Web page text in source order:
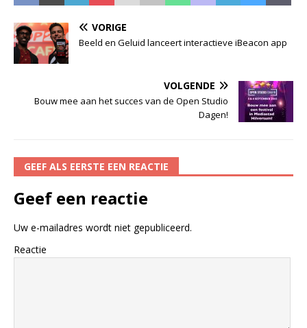
VORIGE
Beeld en Geluid lanceert interactieve iBeacon app
VOLGENDE
Bouw mee aan het succes van de Open Studio
Dagen!
GEEF ALS EERSTE EEN REACTIE
Geef een reactie
Uw e-mailadres wordt niet gepubliceerd.
Reactie